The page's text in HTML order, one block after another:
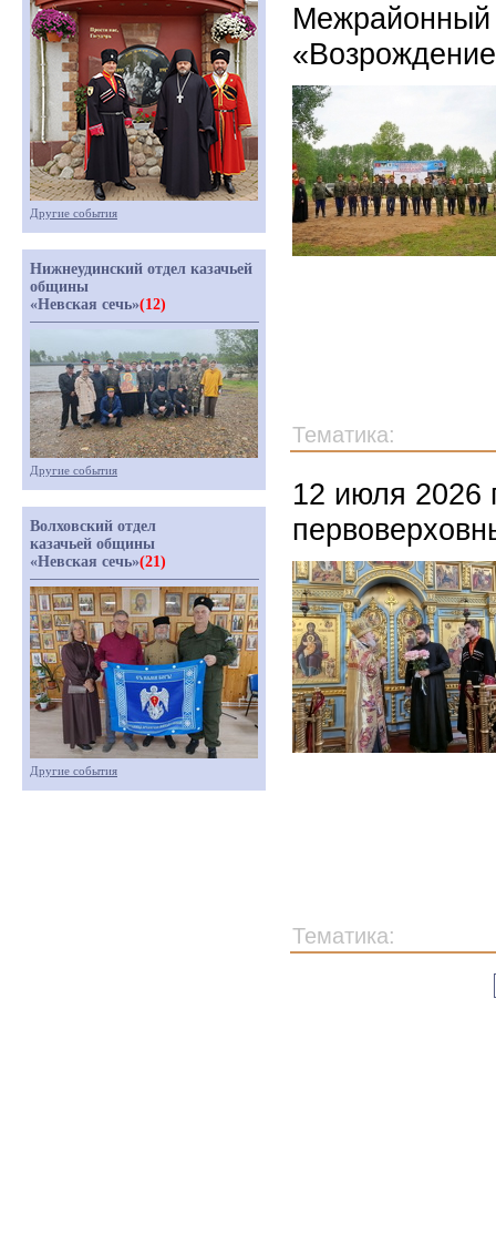
Межрайонный
Тематика:
12 июля 2026
Тематика:
Другие события
Нижнеудинский отдел казачьей
общины
«Невская сечь»(12)
Другие события
Волховский отдел
казачьей общины
«Невская сечь»(21)
Другие события